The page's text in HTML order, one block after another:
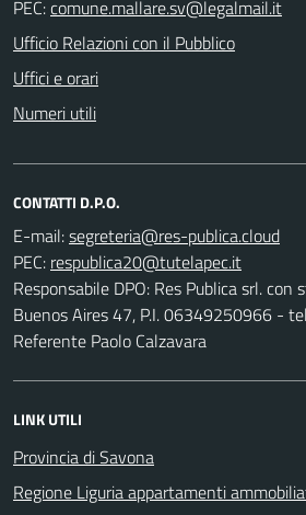
PEC:
Ufficio Relazioni con il Pubblico
Uffici e orari
Numeri utili
CONTATTI D.P.O.
E-mail:
PEC:
Responsabile DPO: Res Publica srl. con
Buenos Aires 47, P.I. 06349250966 -
Referente Paolo Calzavara
LINK UTILI
Provincia di Savona
Regione Liguria appartamenti